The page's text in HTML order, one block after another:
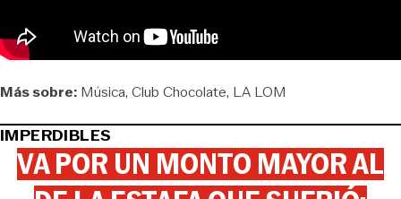
Más sobre: Música Club Chocolate LA LOM
IMPERDIBLES
VA POR UN MONTO MAYOR AL